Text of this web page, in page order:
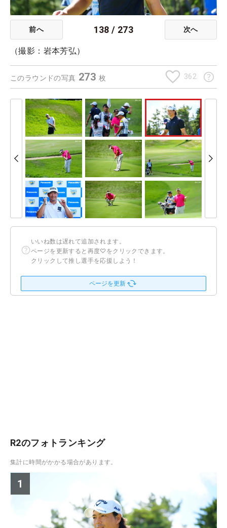
前へ 138 / 273 次へ
（撮影：岩本芳弘）
このラウンドの写真 273 枚 362
いいね数は遅れて追加されます。
ページを更新すると再度♡をクリックできます。
クリックして推し選手を応援しよう！
ページを更新
R2のフォトランキング
集計に時間がかかる場合があります。
1